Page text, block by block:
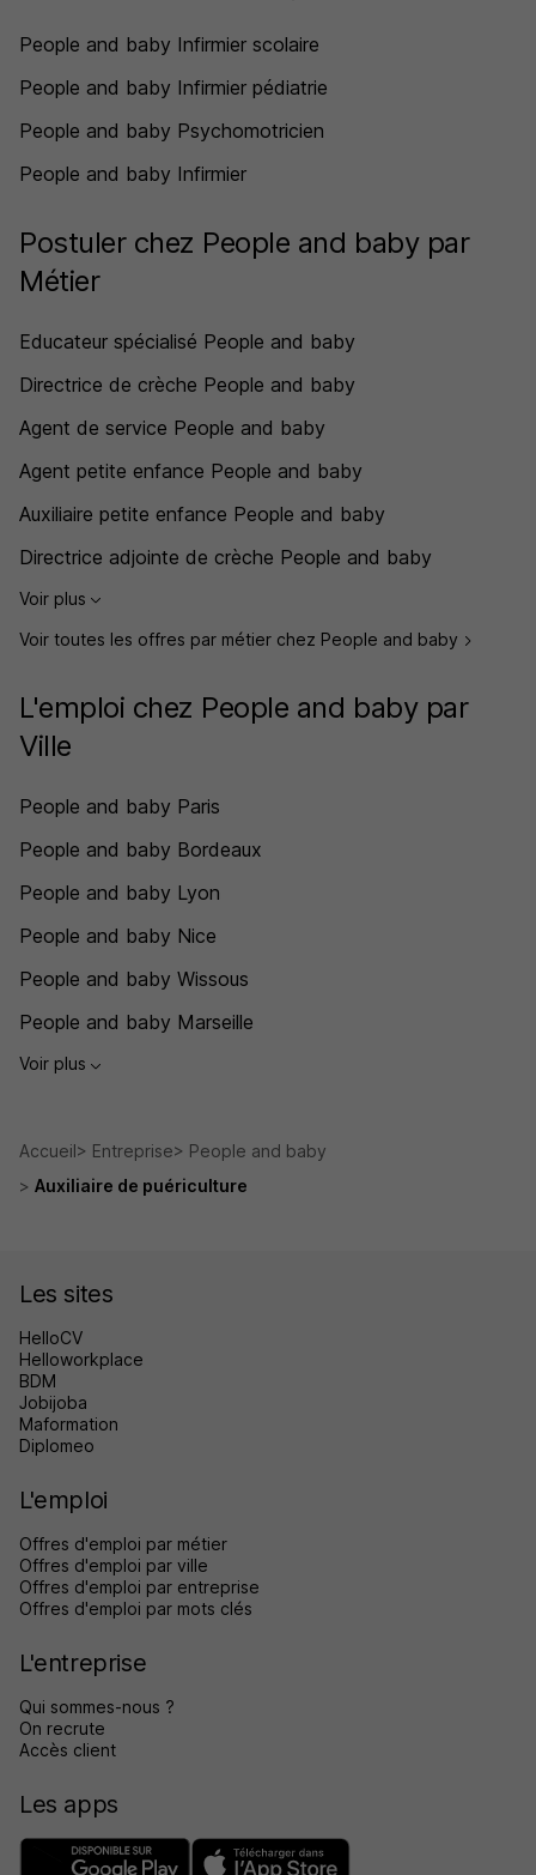
People and baby Infirmier scolaire
People and baby Infirmier pédiatrie
People and baby Psychomotricien
People and baby Infirmier
Postuler chez People and baby par
Métier
Educateur spécialisé People and baby
Directrice de crèche People and baby
Agent de service People and baby
Agent petite enfance People and baby
Auxiliaire petite enfance People and baby
Directrice adjointe de crèche People and baby
Voir plus
Voir toutes les offres par métier chez People and baby
L'emploi chez People and baby par
Ville
People and baby Paris
People and baby Bordeaux
People and baby Lyon
People and baby Nice
People and baby Wissous
People and baby Marseille
Voir plus
Accueil Entreprise
People and baby
Auxiliaire de puériculture
Les sites
HelloCV
Helloworkplace
BDM
Jobijoba
Maformation
Diplomeo
L'emploi
Offres d'emploi par métier
Offres d'emploi par ville
Offres d'emploi par entreprise
Offres d'emploi par mots clés
L'entreprise
Qui sommes-nous ?
On recrute
Accès client
Les apps